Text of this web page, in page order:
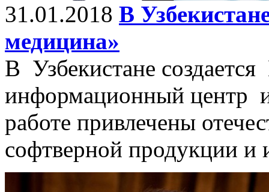
31.01.2018 В
медицина»
В Узбекистане
информационный центр
работе привлечены
софтверной продукции и